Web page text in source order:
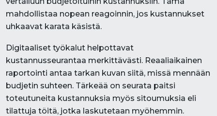
mahdollistaa nopean reagoinnin, jos kustannukset
uhkaavat karata käsistä.
Digitaaliset työkalut helpottavat
kustannusseurantaa merkittävästi. Reaaliaikainen
raportointi antaa tarkan kuvan siitä, missä mennään
budjetin suhteen. Tärkeää on seurata paitsi
toteutuneita kustannuksia myös sitoumuksia eli
tilattuja töitä, jotka laskutetaan myöhemmin.